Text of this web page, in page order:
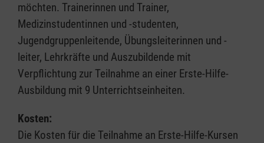
möchten. Trainerinnen und Trainer,
Medizinstudentinnen und -studenten,
Jugendgruppenleitende, Übungsleiterinnen und -
leiter, Lehrkräfte und Auszubildende mit
Verpflichtung zur Teilnahme an einer Erste-Hilfe-
Ausbildung mit 9 Unterrichtseinheiten.
Kosten:
Die Kosten für die Teilnahme an Erste-Hilfe-Kursen